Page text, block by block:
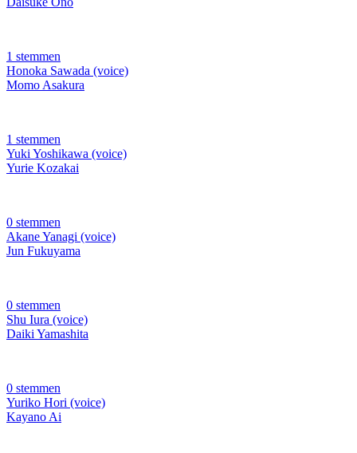
1 stemmen
Honoka Sawada (voice)
Momo Asakura
1 stemmen
Yuki Yoshikawa (voice)
Yurie Kozakai
0 stemmen
Akane Yanagi (voice)
Jun Fukuyama
0 stemmen
Shu Iura (voice)
Daiki Yamashita
0 stemmen
Yuriko Hori (voice)
Kayano Ai